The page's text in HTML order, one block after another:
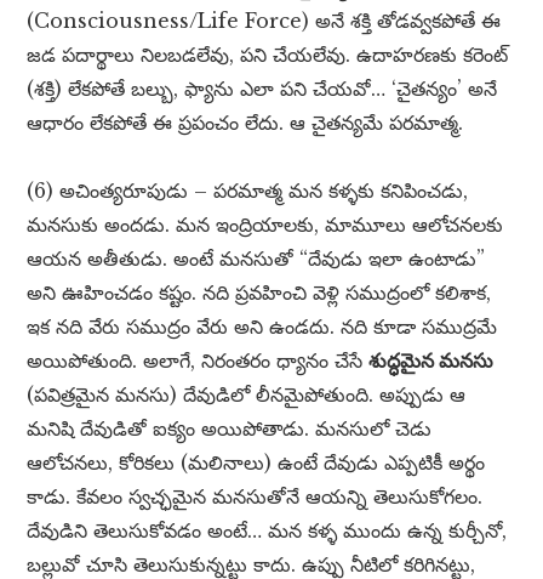
(Consciousness/Life Force) అనే శక్తి తోడవ్వకపోతే ఈ
జడ పదార్థాలు నిలబడలేవు, పని చేయలేవు. ఉదాహరణకు కరెంట్
(శక్తి) లేకపోతే బల్బు, ఫ్యాను ఎలా పని చేయవో… ‘చైతన్యం’ అనే
ఆధారం లేకపోతే ఈ ప్రపంచం లేదు. ఆ చైతన్యమే పరమాత్మ.
(6) అచింత్యరూపుడు – పరమాత్మ మన కళ్ళకు కనిపించడు,
మనసుకు అందడు. మన ఇంద్రియాలకు, మామూలు ఆలోచనలకు
ఆయన అతీతుడు. అంటే మనసుతో “దేవుడు ఇలా ఉంటాడు”
అని ఊహించడం కష్టం. నది ప్రవహించి వెళ్లి సముద్రంలో కలిశాక,
ఇక నది వేరు సముద్రం వేరు అని ఉండదు. నది కూడా సముద్రమే
అయిపోతుంది. అలాగే, నిరంతరం ధ్యానం చేసేశుద్ధమైన మనసు
(పవిత్రమైన మనసు) దేవుడిలో లీనమైపోతుంది. అప్పుడు ఆ
మనిషి దేవుడితో ఐక్యం అయిపోతాడు. మనసులో చెడు
ఆలోచనలు, కోరికలు (మలినాలు) ఉంటే దేవుడు ఎప్పటికీ అర్థం
కాడు. కేవలం స్వచ్ఛమైన మనసుతోనే ఆయన్ని తెలుసుకోగలం.
దేవుడిని తెలుసుకోవడం అంటే… మన కళ్ళ ముందు ఉన్న కుర్చీనో,
బల్లువో చూసి తెలుసుకున్నట్టు కాదు. ఉప్పు నీటిలో కరిగినట్టు,